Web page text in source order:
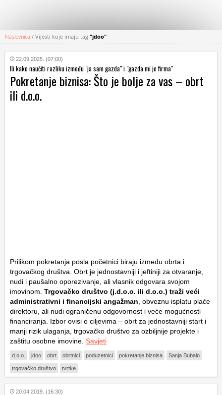
KATEGORIJE
HRVATSKI
WEB
Naslovnica / Vijesti koje imaju tag "jdoo"
22.09.2025. (07:00)
Ili kako naučiti razliku između "ja sam gazda" i "gazda mi je firma"
Pokretanje biznisa: Što je bolje za vas – obrt
ili d.o.o.
Prilikom pokretanja posla početnici biraju između obrta i
trgovačkog društva. Obrt je jednostavniji i jeftiniji za otvaranje,
nudi i paušalno oporezivanje, ali vlasnik odgovara svojom
imovinom. Trgovačko društvo (j.d.o.o. ili d.o.o.) traži veći
administrativni i financijski angažman , obveznu isplatu plaće
direktoru, ali nudi ograničenu odgovornost i veće mogućnosti
financiranja. Izbor ovisi o ciljevima – obrt za jednostavniji start i
manji rizik ulaganja, trgovačko društvo za ozbiljnije projekte i
zaštitu osobne imovine. Savjeti
d.o.o. jdoo obrt obrtnici poduzetnici pokretanje biznisa Sanja Bubalo
trgovačko društvo tvrtke
20.04.2019. (16:30)